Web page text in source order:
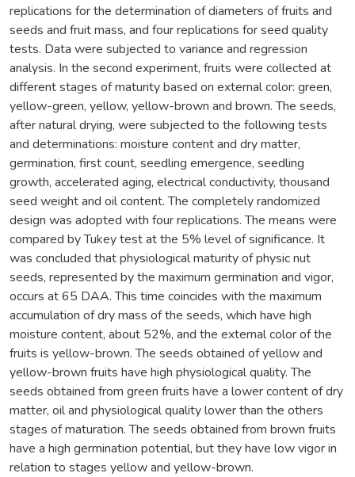
replications for the determination of diameters of fruits and
seeds and fruit mass, and four replications for seed quality
tests. Data were subjected to variance and regression
analysis. In the second experiment, fruits were collected at
different stages of maturity based on external color: green,
yellow-green, yellow, yellow-brown and brown. The seeds,
after natural drying, were subjected to the following tests
and determinations: moisture content and dry matter,
germination, first count, seedling emergence, seedling
growth, accelerated aging, electrical conductivity, thousand
seed weight and oil content. The completely randomized
design was adopted with four replications. The means were
compared by Tukey test at the 5% level of significance. It
was concluded that physiological maturity of physic nut
seeds, represented by the maximum germination and vigor,
occurs at 65 DAA. This time coincides with the maximum
accumulation of dry mass of the seeds, which have high
moisture content, about 52%, and the external color of the
fruits is yellow-brown. The seeds obtained of yellow and
yellow-brown fruits have high physiological quality. The
seeds obtained from green fruits have a lower content of dry
matter, oil and physiological quality lower than the others
stages of maturation. The seeds obtained from brown fruits
have a high germination potential, but they have low vigor in
relation to stages yellow and yellow-brown.